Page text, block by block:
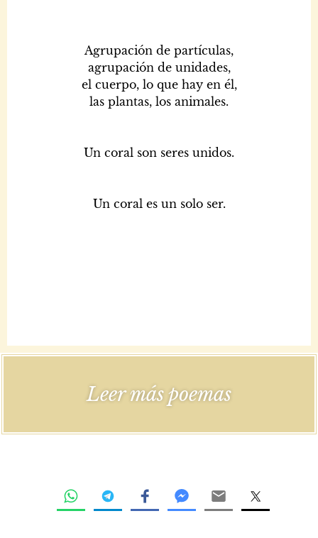
Agrupación de partículas,
agrupación de unidades,
el cuerpo, lo que hay en él,
las plantas, los animales.
Un coral son seres unidos.
Un coral es un solo ser.
Leer más poemas